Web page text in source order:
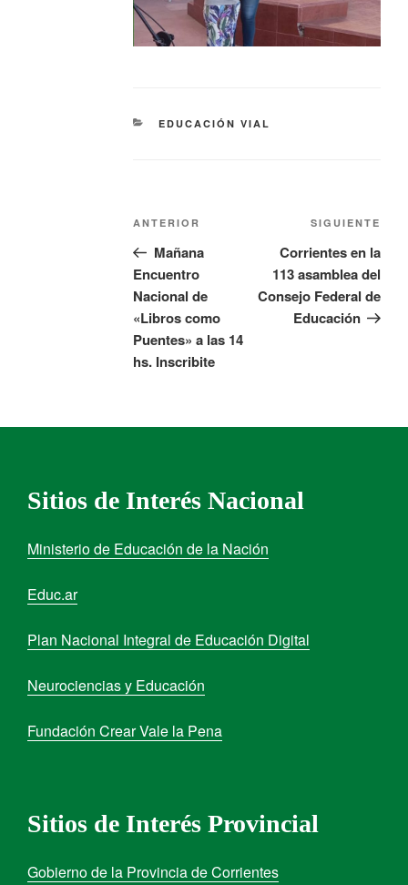
EDUCACIÓN VIAL
ANTERIOR
Mañana
Encuentro
Nacional de
«Libros como
Puentes» a las 14
hs. Inscribite
SIGUIENTE
Corrientes en la
113 asamblea del
Consejo Federal de
Educación
Sitios de Interés Nacional
Ministerio de Educación de la Nación
Educ.ar
Plan Nacional Integral de Educación Digital
Neurociencias y Educación
Fundación Crear Vale la Pena
Sitios de Interés Provincial
Gobierno de la Provincia de Corrientes